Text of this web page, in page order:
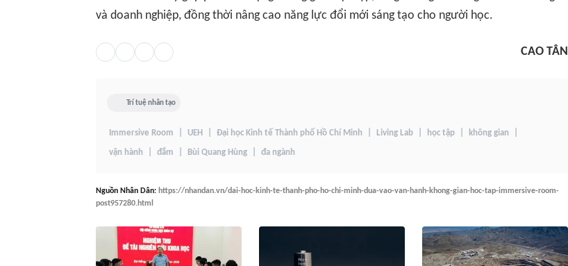
và doanh nghiệp, đồng thời nâng cao năng lực đổi mới sáng tạo cho người học.
CAO TÂN
Trí tuệ nhân tạo
Immersive Room UEH Đại học Kinh tế Thành phố Hồ Chí Minh Living Lab học tập không gian
vận hành đắm Bùi Quang Hùng đa ngành
Nguồn Nhân Dân: https://nhandan.vn/dai-hoc-kinh-te-thanh-pho-ho-chi-minh-dua-vao-van-hanh-khong-gian-hoc-tap-immersive-room-
post957280.html